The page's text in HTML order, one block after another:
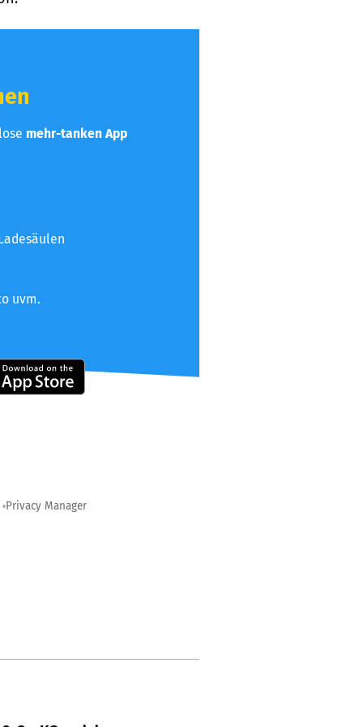
mehr-tanken App
uvm.
Privacy Manager